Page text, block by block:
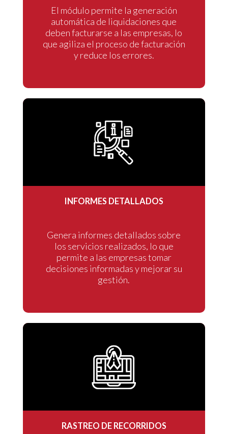
El módulo permite la generación
automática de liquidaciones que
deben facturarse a las empresas, lo
que agiliza el proceso de facturación
y reduce los errores.
INFORMES DETALLADOS
Genera informes detallados sobre
los servicios realizados, lo que
permite a las empresas tomar
decisiones informadas y mejorar su
gestión.
RASTREO DE RECORRIDOS